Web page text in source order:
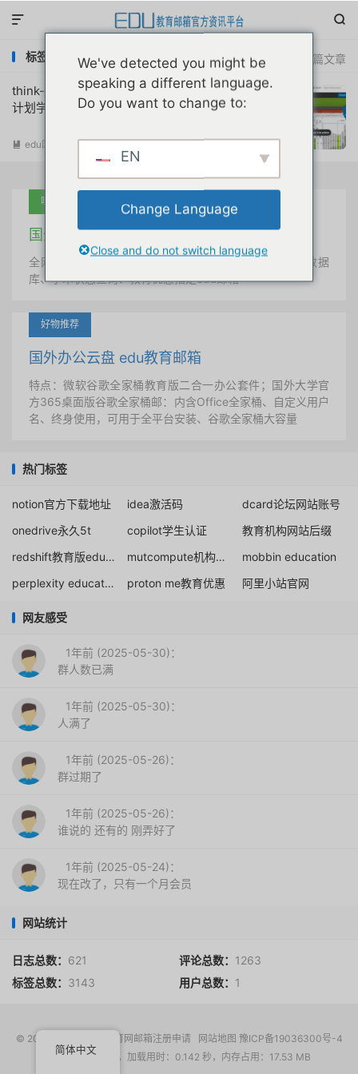


共 1 篇文章
标签：think-cell free student license
think-cell图表工具edu邮箱免费申请学术
计划学生许可证密钥教程
 edu国外优惠 阅读(2858)
吐血推荐
国外学术美国 edu教育邮箱
全网唯一首发、自定义用户名、终身使用、学术文献数据
库、学术状态查询、教育优惠指定edu邮箱
好物推荐
国外办公云盘 edu教育邮箱
特点：微软谷歌全家桶教育版二合一办公套件；国外大学官
方365桌面版谷歌全家桶邮：内含Office全家桶、自定义用户
名、终身使用，可用于全平台安装、谷歌全家桶大容量
热门标签
notion官方下载地址 idea激活码
dcard论坛网站账号
onedrive永久5t
copilot学生认证
教育机构网站后缀
redshift教育版edu邮箱注册
mutcompute机构邮箱
mobbin education
perplexity education discount
proton me教育优惠 阿里小站官网
网友感受
1年前 (2025-05-30)：
群人数已满
1年前 (2025-05-30)：
人满了
1年前 (2025-05-26)：
群过期了
1年前 (2025-05-26)：
谁说的 还有的 刚弄好了
1年前 (2025-05-24)：
现在改了，只有一个月会员
网站统计
日志总数： 621 评论总数： 1263
标签总数： 3143 用户总数： 1
© 2017-2026 EDU教育网邮箱注册申请 网站地图 豫ICP备19036300号-4
请求次数：16 次，加载用时：0.142 秒，内存占用：17.53 MB
简体中文
We've detected you might be
speaking a different language.
Do you want to change to:
EN
Change Language
Close and do not switch language